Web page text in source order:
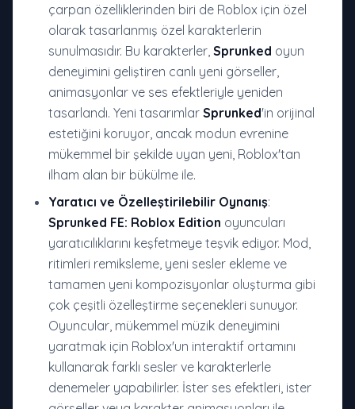
çarpan özelliklerinden biri de Roblox için özel
olarak tasarlanmış özel karakterlerin
sunulmasıdır. Bu karakterler, Sprunked oyun
deneyimini geliştiren canlı yeni görseller,
animasyonlar ve ses efektleriyle yeniden
tasarlandı. Yeni tasarımlar Sprunked'in orijinal
estetiğini koruyor, ancak modun evrenine
mükemmel bir şekilde uyan yeni, Roblox'tan
ilham alan bir bükülme ile.
Yaratıcı ve Özelleştirilebilir Oynanış:
Sprunked FE: Roblox Edition oyuncuları
yaratıcılıklarını keşfetmeye teşvik ediyor. Mod,
ritimleri remiksleme, yeni sesler ekleme ve
tamamen yeni kompozisyonlar oluşturma gibi
çok çeşitli özelleştirme seçenekleri sunuyor.
Oyuncular, mükemmel müzik deneyimini
yaratmak için Roblox'un interaktif ortamını
kullanarak farklı sesler ve karakterlerle
denemeler yapabilirler. İster ses efektleri, ister